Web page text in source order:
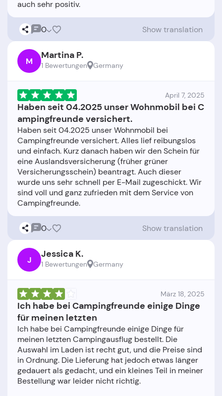
0 Show translation
M Martina P.
1 Bewertungen Germany
April 7, 2025
Haben seit 04.2025 unser Wohnmobil bei C
ampingfreunde versichert.
Haben seit 04.2025 unser Wohnmobil bei
Campingfreunde versichert. Alles lief reibungslos
und einfach. Kurz danach haben wir den Schein für
eine Auslandsversicherung (früher grüner
Versicherungsschein) beantragt. Auch dieser
wurde uns sehr schnell per E-Mail zugeschickt. Wir
sind voll und ganz zufrieden mit dem Service von
0 Show translation
J Jessica K.
1 Bewertungen Germany
März 18, 2025
Ich habe bei Campingfreunde einige Dinge
für meinen letzten
Ich habe bei Campingfreunde einige Dinge für
meinen letzten Campingausflug bestellt. Die
Auswahl im Laden ist recht gut, und die Preise sind
in Ordnung. Die Lieferung hat jedoch etwas länger
gedauert als gedacht, und ein kleines Teil in meiner
Bestellung war leider nicht richtig.